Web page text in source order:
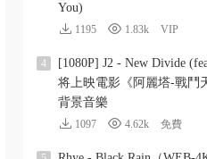
You)
1195 1.83k VIP
4
[1080P] J2 - New Divide
将上映電影《阿麗塔-戰鬥
背景音樂
1097 4.62k 免費